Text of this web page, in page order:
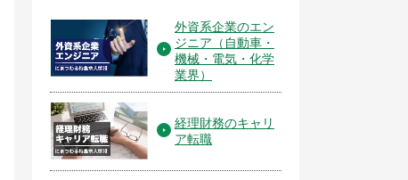
外資系企業のエン
ジニア（自動車・
機械・電気・化学
業界）
経理財務のキャリ
ア転職